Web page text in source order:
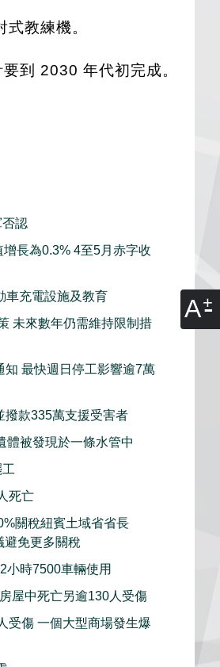
A
教練機。
到 2030 年代初完成。
認
長為0.3% 4至5月赤字收
車充電設施及教育
未來數年仍需維持限制措
最快週日停工影響逾7萬
撥款335萬支援受害者
體被發現於一條水管中
死亡
關稅紐賓土域省省長
避免更多關稅
小時7500車輛使用
屋中死亡另逾130人受傷
受傷 一個大型商場發生爆